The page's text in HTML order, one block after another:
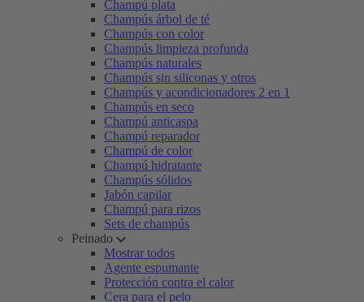
Champú plata
Champús árbol de té
Champús con color
Champús limpieza profunda
Champús naturales
Champús sin siliconas y otros
Champús y acondicionadores 2 en 1
Champús en seco
Champú anticaspa
Champú reparador
Champú de color
Champú hidratante
Champús sólidos
Jabón capilar
Champú para rizos
Sets de champús
Peinado
Mostrar todos
Agente espumante
Protección contra el calor
Cera para el pelo